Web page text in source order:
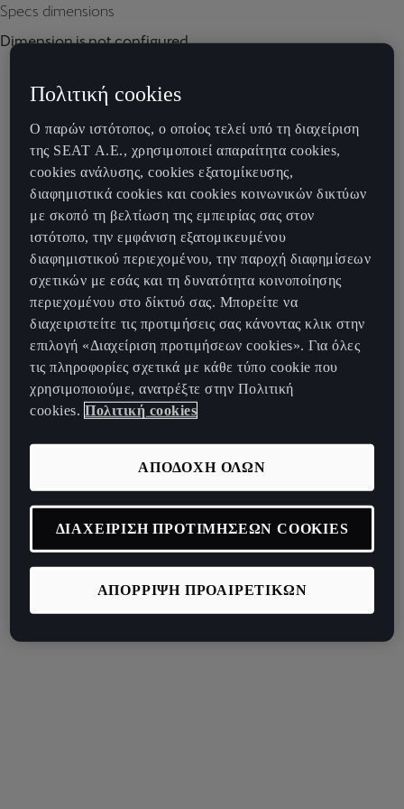
Specs dimensions
Dimension is not configured.
Πολιτική cookies
Ο παρών ιστότοπος, ο οποίος τελεί υπό τη διαχείριση
της SEAT Α.Ε., χρησιμοποιεί απαραίτητα cookies,
cookies ανάλυσης, cookies εξατομίκευσης,
διαφημιστικά cookies και cookies κοινωνικών δικτύων
με σκοπό τη βελτίωση της εμπειρίας σας στον
ιστότοπο, την εμφάνιση εξατομικευμένου
διαφημιστικού περιεχομένου, την παροχή διαφημίσεων
σχετικών με εσάς και τη δυνατότητα κοινοποίησης
περιεχομένου στο δίκτυό σας. Μπορείτε να
διαχειριστείτε τις προτιμήσεις σας κάνοντας κλικ στην
επιλογή «Διαχείριση προτιμήσεων cookies». Για όλες
τις πληροφορίες σχετικά με κάθε τύπο cookie που
χρησιμοποιούμε, ανατρέξτε στην Πολιτική
cookies. Πολιτική cookies
ΑΠΟΡΡΙΨΗ ΠΡΟΑΙΡΕΤΙΚΩΝ
ΑΠΟΔΟΧΗ ΟΛΩΝ
ΔΙΑΧΕΙΡΙΣΗ ΠΡΟΤΙΜΗΣΕΩΝ COOKIES